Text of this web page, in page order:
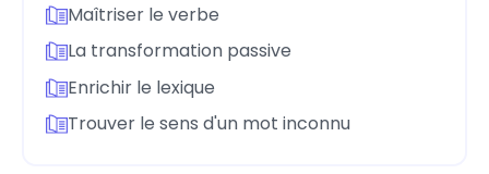
Maîtriser le verbe
La transformation passive
Enrichir le lexique
Trouver le sens d'un mot inconnu